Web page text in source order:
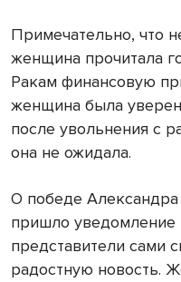
Примечательно, что
женщина прочитала
Ракам финансовую
женщина была
после увольнения с
она не ожидала.
О победе Александра
пришло уведомление
представители сами
радостную новость.